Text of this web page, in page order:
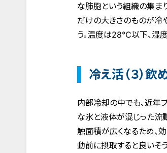
な肺胞という組織の集ま
だけの大きさのものが冷
う。温度は28℃以下、湿
冷え活（３）飲
内部冷却の中でも、近年
な氷と液体が混じった流
触面積が広くなるため、
動前に摂取すると良いそう